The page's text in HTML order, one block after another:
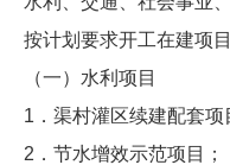
按计划要求开工在建项
（一）水利项目
1．渠村灌区续建配套项
2．节水增效示范项目；